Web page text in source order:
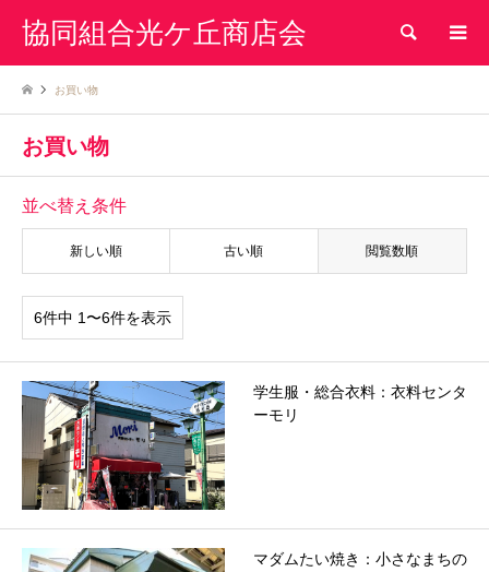
協同組合光ケ丘商店会 検索
お買い物
お買い物
並べ替え条件
新しい順 古い順 閲覧数順
6件中 1〜6件を表示
学生服・総合衣料：衣料センタ
ーモリ
マダムたい焼き：小さなまちの